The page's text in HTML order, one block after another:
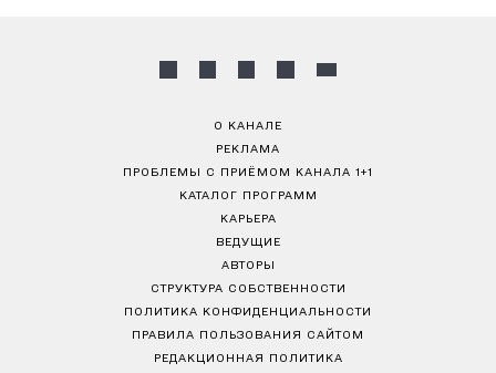
О КАНАЛЕ
РЕКЛАМА
ПРОБЛЕМЫ С ПРИЁМОМ КАНАЛА 1+1
КАТАЛОГ ПРОГРАММ
КАРЬЕРА
ВЕДУЩИЕ
АВТОРЫ
СТРУКТУРА СОБСТВЕННОСТИ
ПОЛИТИКА КОНФИДЕНЦИАЛЬНОСТИ
ПРАВИЛА ПОЛЬЗОВАНИЯ САЙТОМ
РЕДАКЦИОННАЯ ПОЛИТИКА